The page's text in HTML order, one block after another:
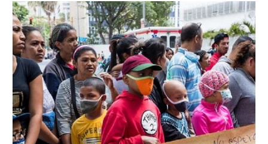
Sin
niños
no
hay
patria